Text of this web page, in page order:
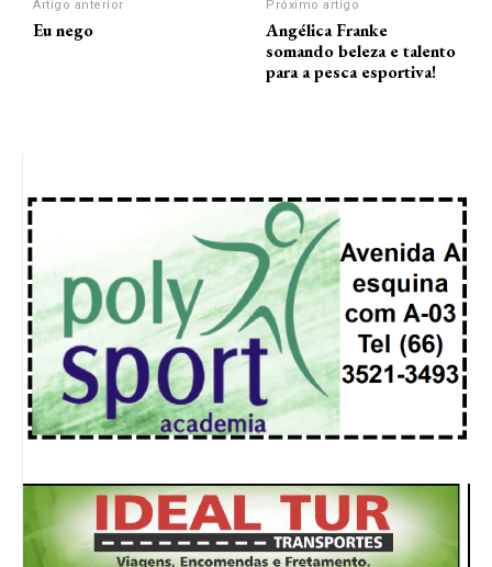
Artigo anterior
Eu nego
Próximo artigo
Angélica Franke
somando beleza e talento
para a pesca esportiva!